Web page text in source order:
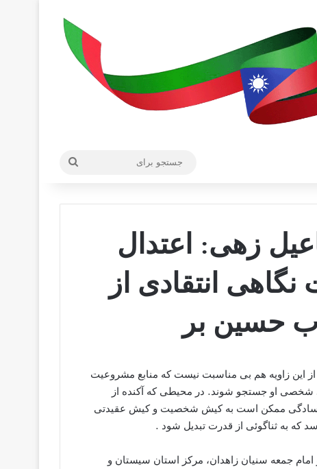
زهی: اعتدال
انتقادی از
حسین بر
زاویه هم بی مناسبت نیست که منابع مشروعیت
شخصی او جستجو شوند. در محیطی که آکنده از
سادگی ممکن است به کیش شخصیت و کیش عقیدتی
که به ثناگوئی از قدرت تبدیل شود .
جمعه سنیان زاهدان، مرکز استان سیستان و